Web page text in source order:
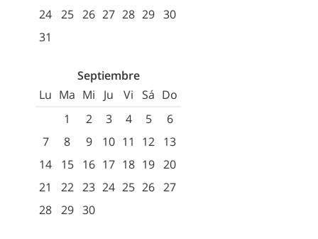
24 25 26 27 28 29 30
31
Septiembre
Lu Ma Mi Ju Vi Sá Do
1
2 3 4 5
6
7
8 9 10 11 12 13
14
15 16 17 18 19 20
21
22 23 24 25 26 27
28 29 30